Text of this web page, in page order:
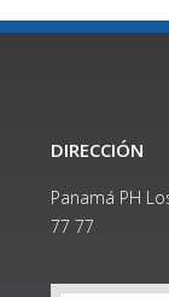
DIRECCIÓN
Panamá PH
77 77